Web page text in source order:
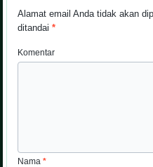
Alamat email Anda tidak akan
ditandai*
Komentar
Nama*